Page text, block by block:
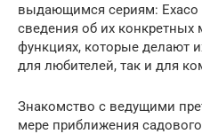
выдающимся сериям: Exaco
сведения об их
функциях, которые делают
для любителей, так и для
Знакомство с ведущими
мере приближения садового